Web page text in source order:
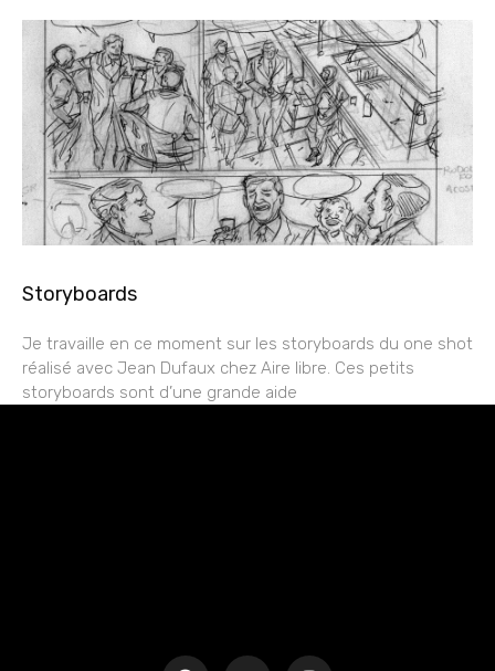
Storyboards
Je travaille en ce moment sur les storyboards du one shot
réalisé avec Jean Dufaux chez Aire libre. Ces petits
storyboards sont d’une grande aide